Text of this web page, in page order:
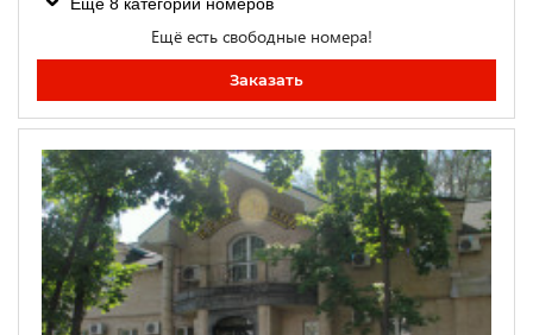
Ещё есть свободные номера!
Заказать